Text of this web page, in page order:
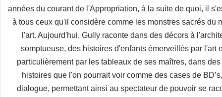
années du courant de l'Appropriation, à la suite de quoi, il
à tous ceux qu'il considère comme les monstres sacrés du
l'art. Aujourd'hui, Gully raconte dans des décors à
somptueuse, des histoires d'enfants émerveillés par l'art
particulièrement par les tableaux de ses maîtres, dans
histoires que l'on pourrait voir comme des cases de
dialogue, permettant ainsi au spectateur de pouvoir se